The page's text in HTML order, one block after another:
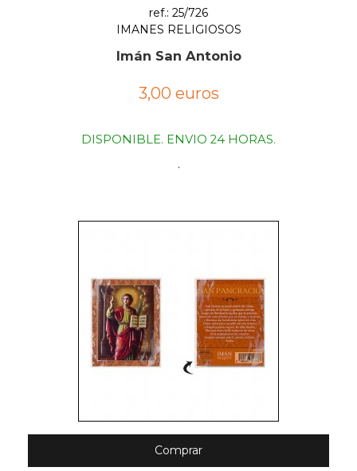
ref.: 25/726
IMANES RELIGIOSOS
Imán San Antonio
3,00 euros
DISPONIBLE. ENVIO 24 HORAS.
.
Comprar